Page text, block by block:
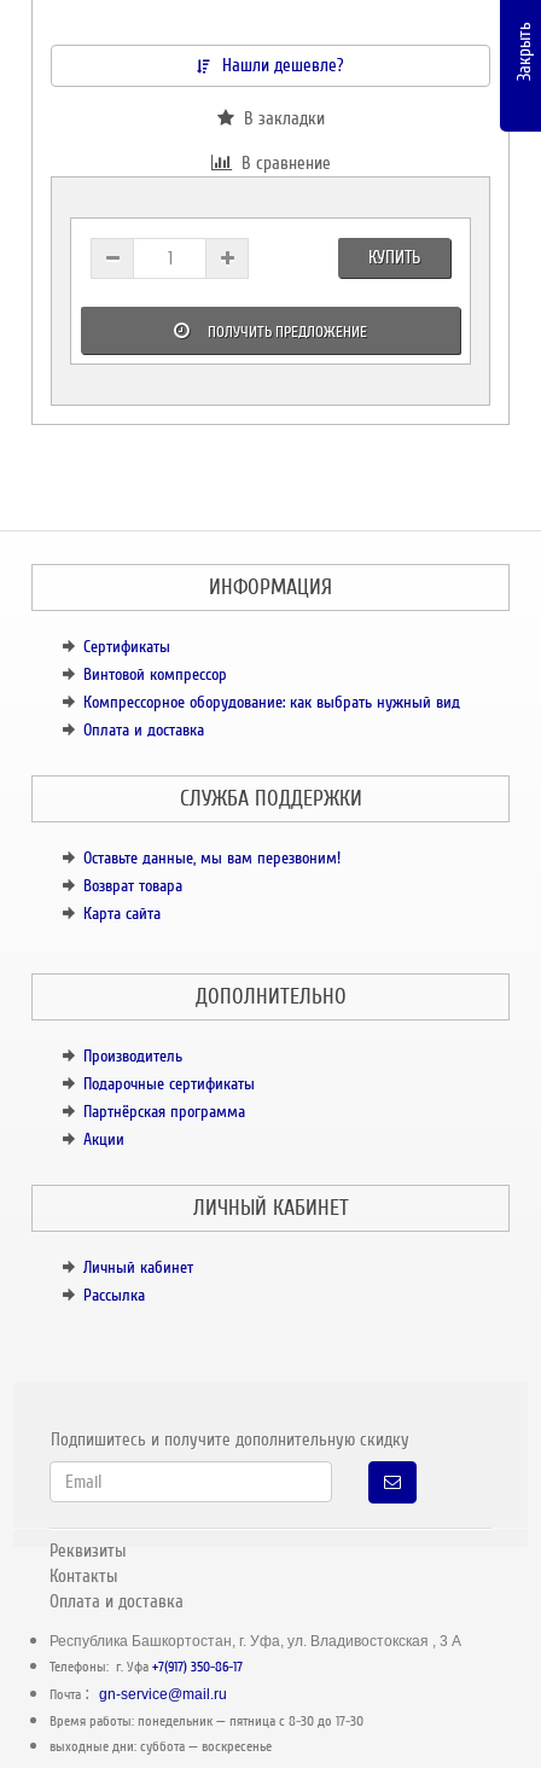
Нашли дешевле?
В закладки
В сравнение
КУПИТЬ
ПОЛУЧИТЬ ПРЕДЛОЖЕНИЕ
ИНФОРМАЦИЯ
Сертификаты
Винтовой компрессор
Компрессорное оборудование: как выбрать нужный вид
Оплата и доставка
СЛУЖБА ПОДДЕРЖКИ
Оставьте данные, мы вам перезвоним!
Возврат товара
Карта сайта
ДОПОЛНИТЕЛЬНО
Производитель
Подарочные сертификаты
Партнёрская программа
Акции
ЛИЧНЫЙ КАБИНЕТ
Личный кабинет
Рассылка
Подпишитесь и получите дополнительную скидку
Реквизиты
Контакты
Оплата и доставка
Республика Башкортостан, г. Уфа, ул. Владивостокская , 3 А
Телефоны: г. Уфа+7(917) 350-86-17
Почта :gn-service@mail.ru
Время работы: понедельник — пятница c 8-30 до 17-30
выходные дни: суббота — воскресенье
Закрыть